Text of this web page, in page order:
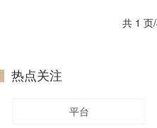
共 1 页
热点关注
平台